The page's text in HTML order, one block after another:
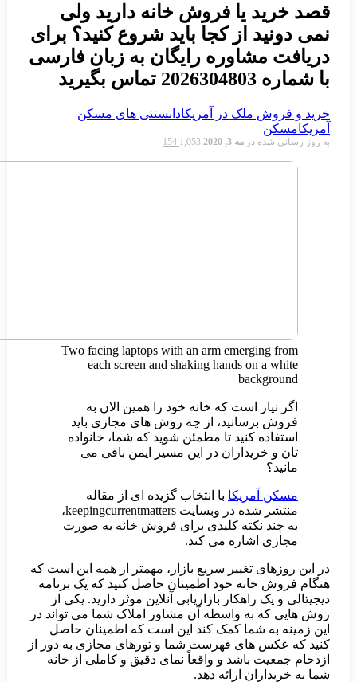
یا فروش خانه دارید ولی
از کجا باید شروع کنید؟ برای
رایگان به زبان فارسی
در آمریکا دانستنی های مسکن
1,053
Two facing laptops with an arm
each screen and shaking hands
است که خانه خود را همین الان به
از چه روش های مجازی باید
کنید تا مطمئن شوید که شما، خانواده
در این مسیر ایمن باقی می
با انتخاب گزیده ای از مقاله
منتشر شده در وبسایت keepingcurrentmatters،
کلیدی برای فروش خانه به صورت
می کند.
تغییر سریع بازار، مهمتر از همه این است که
خود اطمینان حاصل کنید که یک برنامه
بازاریابی آنلاین موثر دارید. یکی از
واسطه آن مشاور املاک شما می تواند در
شما کمک کند این است که اطمینان حاصل
فهرست شما و تورهای مجازی به دور از
و واقعاً نمای دقیق و کاملی از خانه
ارائه دهد.